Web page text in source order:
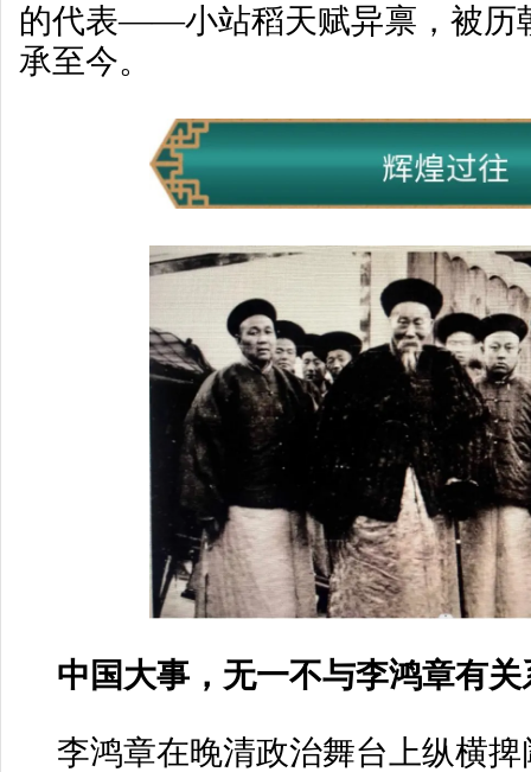
的代表——小站稻天赋异禀，被历
承至今。
中国大事，无一不与李鸿章有关
李鸿章在晚清政治舞台上纵横